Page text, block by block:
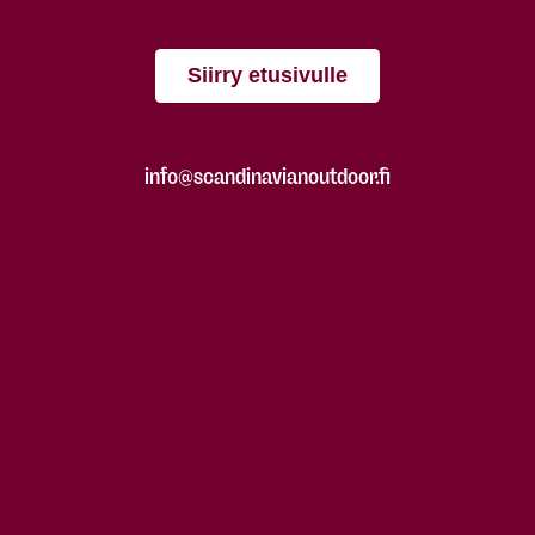
Siirry etusivulle
info@scandinavianoutdoor.fi